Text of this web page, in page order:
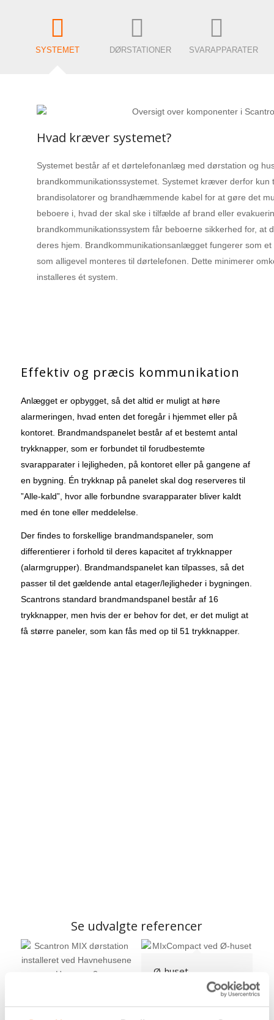
SYSTEMET DØRSTATIONER SVARAPPARATER
Hvad kræver systemet?
Systemet består af et dørtelefonanlæg med dørstation og
brandkommunikationssystemet. Systemet kræver derfor
brandisolatorer og brandhæmmende kabel for at gøre det
beboere i, hvad der skal ske i tilfælde af brand eller
brandkommunikationssystem får beboerne sikkerhed for, at
deres hjem. Brandkommunikationsanlægget fungerer som
som alligevel monteres til dørtelefonen. Dette minimerer
installeres ét system.
Effektiv og præcis kommunikation
Anlægget er opbygget, så det altid er muligt at høre
alarmeringen, hvad enten det foregår i hjemmet eller på
kontoret. Brandmandspanelet består af et bestemt antal
trykknapper, som er forbundet til forudbestemte
svarapparater i lejligheden, på kontoret eller på gangene af
en bygning. Én trykknap på panelet skal dog reserveres til
”Alle-kald”, hvor alle forbundne svarapparater bliver kaldt
med én tone eller meddelelse.
Der findes to forskellige brandmandspaneler, som
differentierer i forhold til deres kapacitet af trykknapper
(alarmgrupper). Brandmandspanelet kan tilpasses, så det
passer til det gældende antal etager/lejligheder i bygningen.
Scantrons standard brandmandspanel består af 16
trykknapper, men hvis der er behov for det, er det muligt at
få større paneler, som kan fås med op til 51 trykknapper.
Se udvalgte referencer
Horsens
Ø-huset –